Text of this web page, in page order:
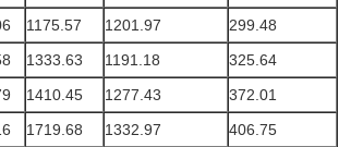
1175.57 1201.97
299.48
1333.63 1191.18
325.64
1410.45 1277.43
372.01
1719.68 1332.97
406.75